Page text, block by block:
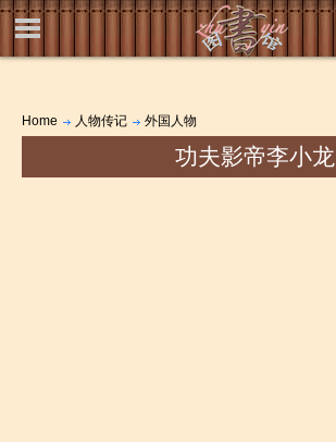
Home 人物传记 外国人物
功夫影帝李小龙